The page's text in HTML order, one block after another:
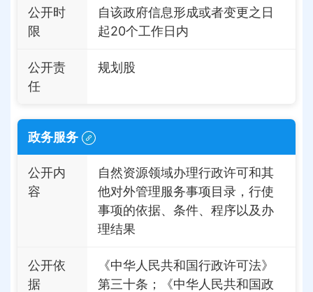
公开时
限
自该政府信息形成或者变更之日
起20个工作日内
公开责
任
规划股
政务服务
公开内
容
自然资源领域办理行政许可和其
他对外管理服务事项目录，行使
事项的依据、条件、程序以及办
理结果
公开依
据
《中华人民共和国行政许可法》
第三十条；《中华人民共和国政